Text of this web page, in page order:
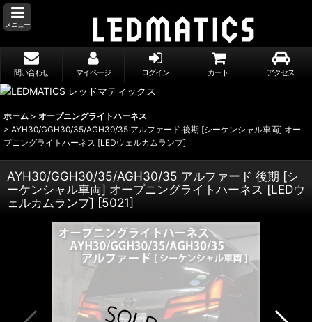
メニュー
問い合わせ マイページ ログイン カート アクセス
ホーム > オープニングライトハーネス
> AYH30/GGH30/35/AGH30/35 アルファード 後期 [シーケンシャル車両] オー
プニングライトハーネス [LEDウェルカムランプ]
AYH30/GGH30/35/AGH30/35 アルファード 後期 [シ
ーケンシャル車両] オープニングライトハーネス [LEDウ
ェルカムランプ] [5021]